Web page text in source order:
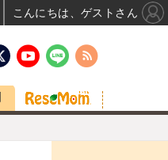
こんにちは、ゲストさん